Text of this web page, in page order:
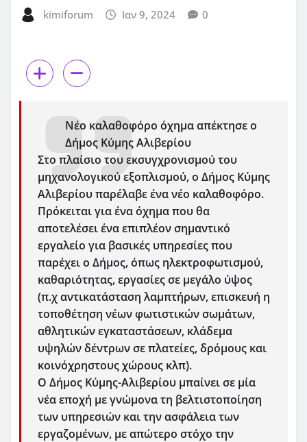
kimiforum Ιαν 9, 2024 0
Νέο καλαθοφόρο όχημα απέκτησε ο
Δήμος Κύμης Αλιβερίου
Στο πλαίσιο του εκσυγχρονισμού του
μηχανολογικού εξοπλισμού, ο Δήμος Κύμης
Αλιβερίου παρέλαβε ένα νέο καλαθοφόρο.
Πρόκειται για ένα όχημα που θα
αποτελέσει ένα επιπλέον σημαντικό
εργαλείο για βασικές υπηρεσίες που
παρέχει ο Δήμος, όπως ηλεκτροφωτισμού,
καθαριότητας, εργασίες σε μεγάλο ύψος
(π.χ αντικατάσταση λαμπτήρων, επισκευή η
τοποθέτηση νέων φωτιστικών σωμάτων,
αθλητικών εγκαταστάσεων, κλάδεμα
υψηλών δέντρων σε πλατείες, δρόμους και
κοινόχρηστους χώρους κλπ).
Ο Δήμος Κύμης-Αλιβερίου μπαίνει σε μία
νέα εποχή με γνώμονα τη βελτιστοποίηση
των υπηρεσιών και την ασφάλεια των
εργαζομένων, με απώτερο στόχο την